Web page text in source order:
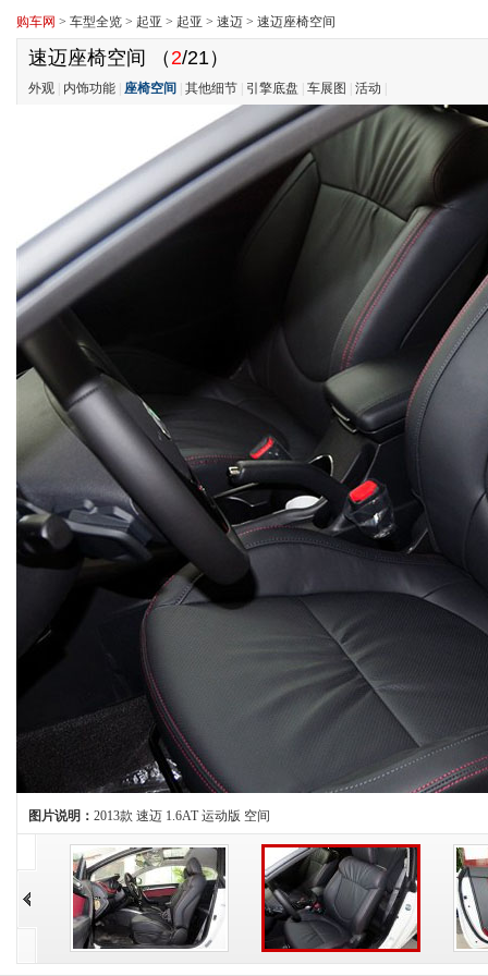
购车网 > 车型全览 > 起亚 > 起亚 > 速迈 > 速迈座椅空间
速迈座椅空间 （2/21）
外观 内饰功能 座椅空间 其他细节 引擎底盘 车展图 活动
图片说明： 2013款 速迈 1.6AT 运动版 空间